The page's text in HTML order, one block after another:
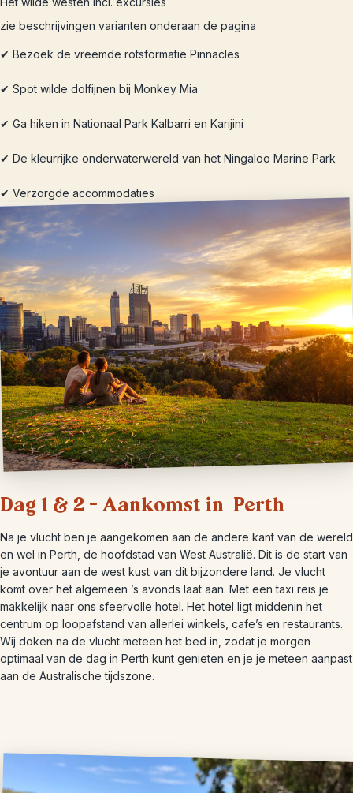
zie beschrijvingen varianten onderaan de pagina
✔ Bezoek de vreemde rotsformatie Pinnacles
✔ Spot wilde dolfijnen bij Monkey Mia
✔ Ga hiken in Nationaal Park Kalbarri en Karijini
✔ De kleurrijke onderwaterwereld van het Ningaloo Marine Park
✔ Verzorgde accommodaties
Dag 1 & 2 – Aankomst in Perth
Na je vlucht ben je aangekomen aan de andere kant van de wereld
en wel in Perth, de hoofdstad van West Australië. Dit is de start van
je avontuur aan de west kust van dit bijzondere land. Je vlucht
komt over het algemeen ’s avonds laat aan. Met een taxi reis je
makkelijk naar ons sfeervolle hotel. Het hotel ligt middenin het
centrum op loopafstand van allerlei winkels, cafe’s en restaurants.
Wij doken na de vlucht meteen het bed in, zodat je morgen
optimaal van de dag in Perth kunt genieten en je je meteen aanpast
aan de Australische tijdszone.